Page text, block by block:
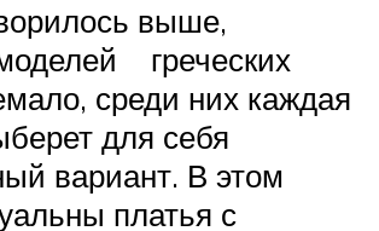
выше,
греческих
среди них каждая
для себя
вариант. В этом
платья с